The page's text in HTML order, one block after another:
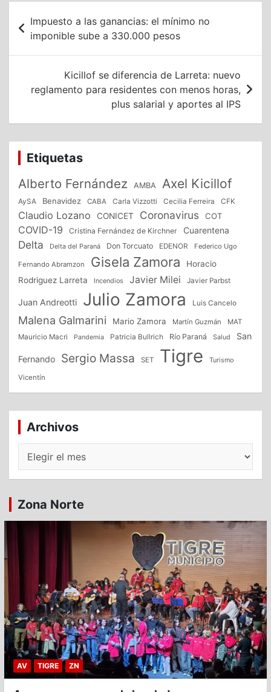
Navegación
de
entradas
Impuesto a las ganancias: el mínimo no
imponible sube a 330.000 pesos
Kicillof se diferencia de Larreta: nuevo
reglamento para residentes con menos horas,
plus salarial y aportes al IPS
Etiquetas
Alberto Fernández AMBA Axel Kicillof
AySA Benavidez CABA Carla Vizzotti Cecilia Ferreira CFK
Claudio Lozano CONICET Coronavirus COT
COVID-19 Cristina Fernández de Kirchner Cuarentena
Delta Delta del Paraná Don Torcuato EDENOR Federico Ugo
Fernando Abramzon Gisela Zamora
Horacio
Rodriguez Larreta
Incendios Javier Milei Javier Parbst
Juan Andreotti Julio Zamora Luis Cancelo
Malena Galmarini Mario Zamora Martín Guzmán
MAT
Mauricio Macri
Pandemia Patricia Bullrich Río Paraná Salud San
Fernando Sergio Massa SET Tigre Turismo
Vicentín
Archivos
Archivos
Zona Norte
AV TIGRE ZN